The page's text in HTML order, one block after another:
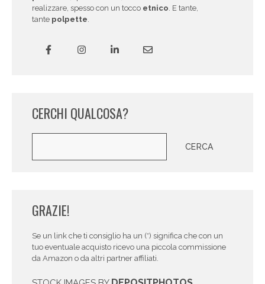
realizzare, spesso con un tocco etnico . E tante,
tante polpette
CERCHI QUALCOSA?
CERCA
GRAZIE!
Se un link che ti consiglio ha un (*) significa che con un
tuo eventuale acquisto ricevo una piccola commissione
da Amazon o da altri partner affiliati.